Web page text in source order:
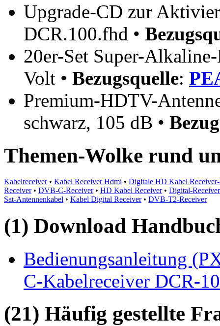
Upgrade-CD zur
DCR.100.fhd •
20er-Set Super-
Volt • Bezugsquelle:
Premium-HDTV-
schwarz, 105 dB •
Themen-Wolke rund
Kabelreceiver• Kabel Receiver Hdmi • Digitale HD Kabel
Receiver• DVB-C-Receiver• HD Kabel Receiver• Digital-
Sat-Antennenkabel • Kabel Digital Receiver• DVB-T2-Receiver
(1) Download
Bedienungsanleitung
C-Kabelreceiver DCR-
(21) Häufig gestellte